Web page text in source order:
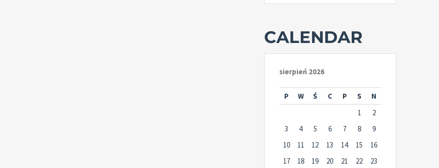
CALENDAR
sierpień 2026
P W Ś C P S
N
1
2
3
4 5 6 7 8
9
10
11 12 13 14 15
16
17
18 19 20 21 22
23